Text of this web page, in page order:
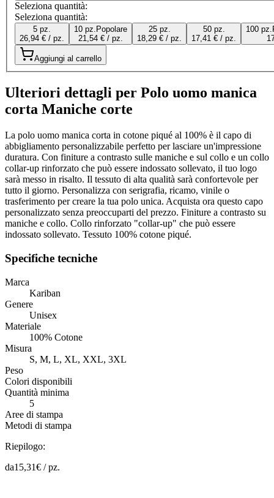
Seleziona quantità:
Seleziona quantità:
5 pz.
26,94 € / pz.
10 pz. Popolare
21,54 € / pz.
25 pz.
18,29 € / pz.
50 pz.
17,41 € / pz.
100 pz.
Aggiungi al carrello
Ulteriori dettagli per Polo uomo manica
corta Maniche corte
La polo uomo manica corta in cotone piqué al 100% è il capo di
abbigliamento personalizzabile perfetto per lasciare un'impressione
duratura. Con finiture a contrasto sulle maniche e sul collo e un collo
collar-up rinforzato che può essere indossato sollevato, il tuo logo
sarà messo in risalto. Il tessuto di alta qualità sarà confortevole per
tutto il giorno. Personalizza con serigrafia, ricamo, vinile o
trasferimento per creare la tua polo unica. Acquista ora questo capo
personalizzato senza preoccuparti del prezzo. Finiture a contrasto su
maniche e collo. Collo rinforzato "collar-up" che può essere
indossato sollevato. Tessuto 100% cotone piqué.
Specifiche tecniche
Marca
Kariban
Genere
Unisex
Materiale
100% Cotone
Misura
S, M, L, XL, XXL, 3XL
Peso
Colori disponibili
Quantità minima
5
Aree di stampa
Metodi di stampa
Riepilogo:
da15,31€ /pz.